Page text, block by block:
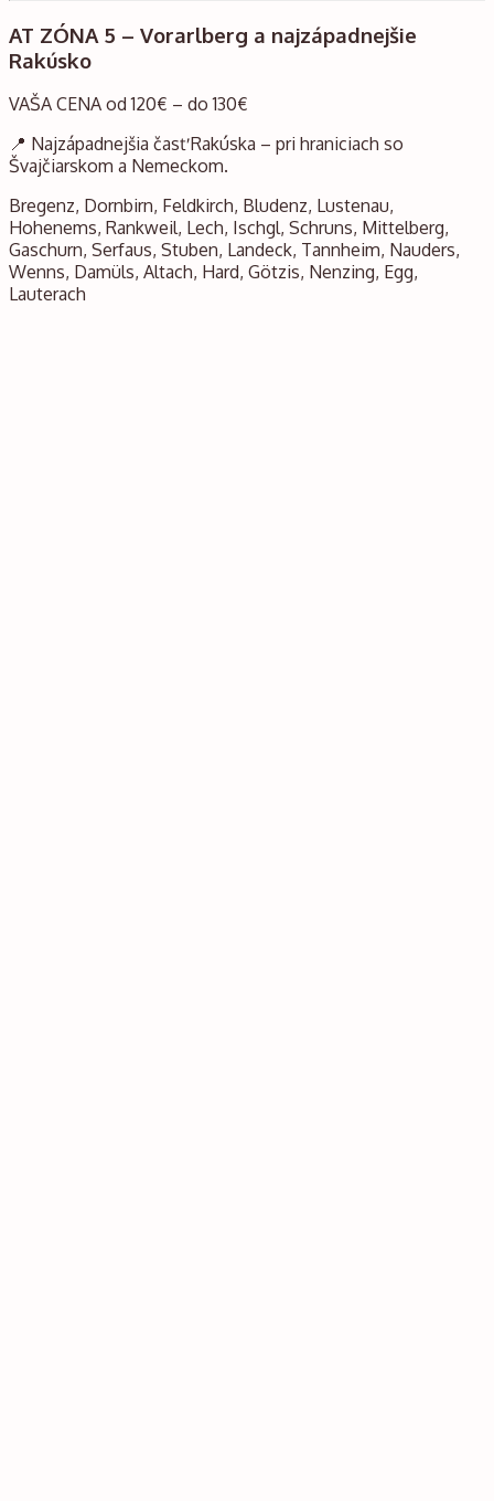
AT ZÓNA 5 – Vorarlberg a najzápadnejšie
Rakúsko
VAŠA CENA od 120€ – do 130€
📍 Najzápadnejšia časť Rakúska – pri hraniciach so
Švajčiarskom a Nemeckom.
Bregenz, Dornbirn, Feldkirch, Bludenz, Lustenau,
Hohenems, Rankweil, Lech, Ischgl, Schruns, Mittelberg,
Gaschurn, Serfaus, Stuben, Landeck, Tannheim, Nauders,
Wenns, Damüls, Altach, Hard, Götzis, Nenzing, Egg,
Lauterach